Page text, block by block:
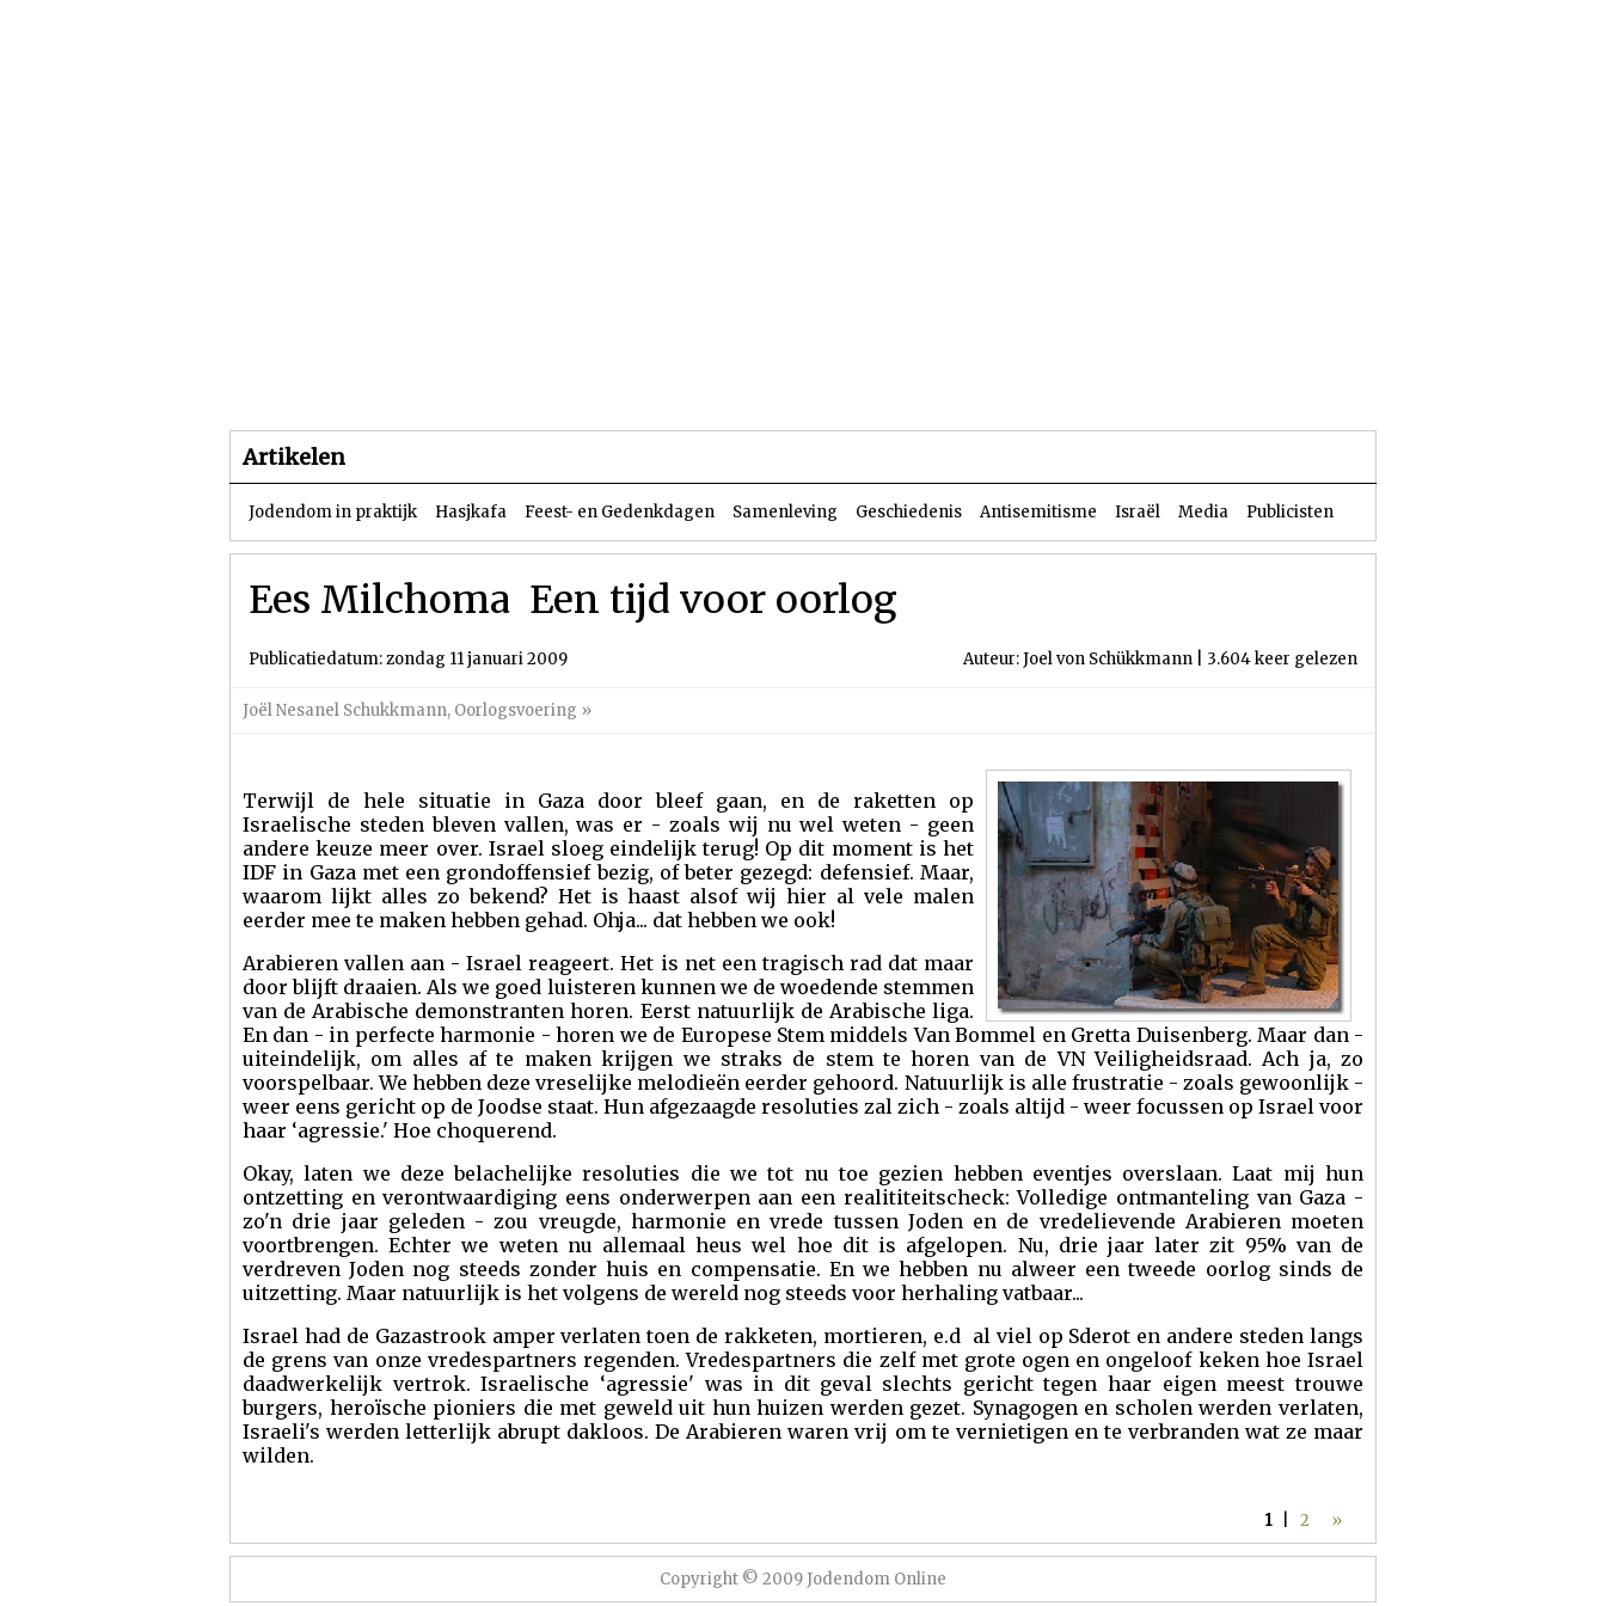
Artikelen
Jodendom in praktijk Hasjkafa Feest- en Gedenkdagen Samenleving Geschiedenis Antisemitisme Israël Media Publicisten
Ees Milchoma  Een tijd voor oorlog
Publicatiedatum: zondag 11 januari 2009 Auteur: Joel von Schükkmann | 3.604 keer gelezen
Joël Nesanel Schukkmann, Oorlogsvoering »
Terwijl de hele situatie in Gaza door bleef gaan, en de raketten op
Israelische steden bleven vallen, was er - zoals wij nu wel weten - geen
andere keuze meer over. Israel sloeg eindelijk terug! Op dit moment is het
IDF in Gaza met een grondoffensief bezig, of beter gezegd: defensief. Maar,
waarom lijkt alles zo bekend? Het is haast alsof wij hier al vele malen
eerder mee te maken hebben gehad. Ohja... dat hebben we ook!
Arabieren vallen aan - Israel reageert. Het is net een tragisch rad dat maar
door blijft draaien. Als we goed luisteren kunnen we de woedende stemmen
van de Arabische demonstranten horen. Eerst natuurlijk de Arabische liga.
En dan - in perfecte harmonie - horen we de Europese Stem middels Van Bommel en Gretta Duisenberg. Maar dan -
uiteindelijk, om alles af te maken krijgen we straks de stem te horen van de VN Veiligheidsraad. Ach ja, zo
voorspelbaar. We hebben deze vreselijke melodieën eerder gehoord. Natuurlijk is alle frustratie - zoals gewoonlijk -
weer eens gericht op de Joodse staat. Hun afgezaagde resoluties zal zich - zoals altijd - weer focussen op Israel voor
haar ‘agressie.' Hoe choquerend.
Okay, laten we deze belachelijke resoluties die we tot nu toe gezien hebben eventjes overslaan. Laat mij hun
ontzetting en verontwaardiging eens onderwerpen aan een realititeitscheck: Volledige ontmanteling van Gaza -
zo'n drie jaar geleden - zou vreugde, harmonie en vrede tussen Joden en de vredelievende Arabieren moeten
voortbrengen. Echter we weten nu allemaal heus wel hoe dit is afgelopen. Nu, drie jaar later zit 95% van de
verdreven Joden nog steeds zonder huis en compensatie. En we hebben nu alweer een tweede oorlog sinds de
uitzetting. Maar natuurlijk is het volgens de wereld nog steeds voor herhaling vatbaar...
Israel had de Gazastrook amper verlaten toen de rakketen, mortieren, e.d al viel op Sderot en andere steden langs
de grens van onze vredespartners regenden. Vredespartners die zelf met grote ogen en ongeloof keken hoe Israel
daadwerkelijk vertrok. Israelische ‘agressie' was in dit geval slechts gericht tegen haar eigen meest trouwe
burgers, heroïsche pioniers die met geweld uit hun huizen werden gezet. Synagogen en scholen werden verlaten,
Israeli's werden letterlijk abrupt dakloos. De Arabieren waren vrij om te vernietigen en te verbranden wat ze maar
wilden.
1| 2 »
Copyright © 2009 Jodendom Online